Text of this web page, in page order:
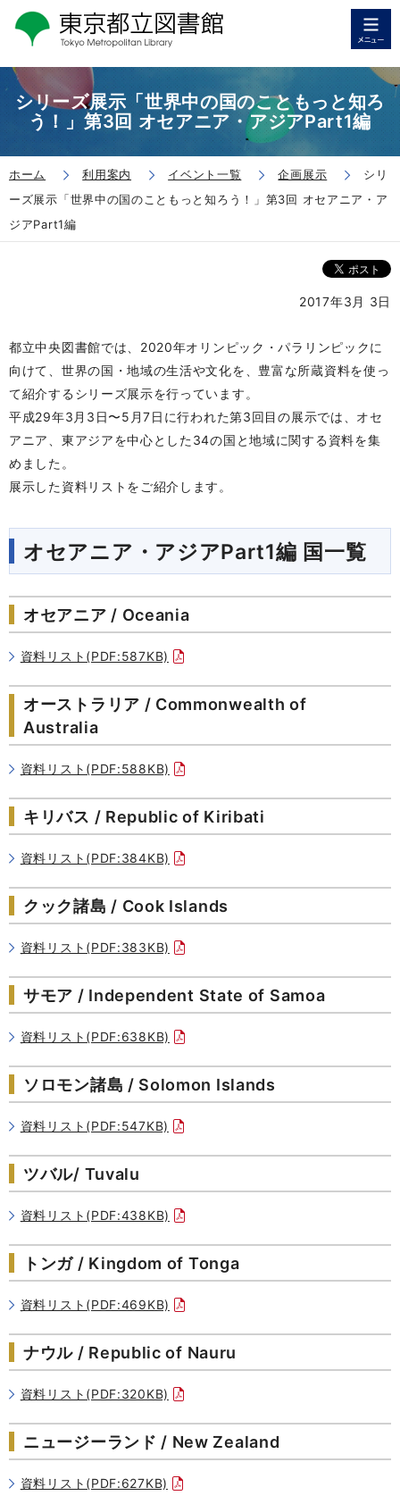
シリーズ展示「世界中の国のこともっと知ろ
う！」第3回 オセアニア・アジアPart1編
ホーム 利用案内 イベント一覧 企画展示
シリ
ーズ展示「世界中の国のこともっと知ろう！」第3回 オセアニア・ア
ジアPart1編
2017年3月 3日
都立中央図書館では、2020年オリンピック・パラリンピックに
向けて、世界の国・地域の生活や文化を、豊富な所蔵資料を使っ
て紹介するシリーズ展示を行っています。
平成29年3月3日〜5月7日に行われた第3回目の展示では、オセ
アニア、東アジアを中心とした34の国と地域に関する資料を集
めました。
展示した資料リストをご紹介します。
オセアニア・アジアPart1編 国一覧
オセアニア / Oceania
資料リスト(PDF:587KB)
オーストラリア / Commonwealth of
Australia
資料リスト(PDF:588KB)
キリバス / Republic of Kiribati
資料リスト(PDF:384KB)
クック諸島 / Cook Islands
資料リスト(PDF:383KB)
サモア / Independent State of Samoa
資料リスト(PDF:638KB)
ソロモン諸島 / Solomon Islands
資料リスト(PDF:547KB)
ツバル/ Tuvalu
資料リスト(PDF:438KB)
トンガ / Kingdom of Tonga
資料リスト(PDF:469KB)
ナウル / Republic of Nauru
資料リスト(PDF:320KB)
ニュージーランド / New Zealand
資料リスト(PDF:627KB)